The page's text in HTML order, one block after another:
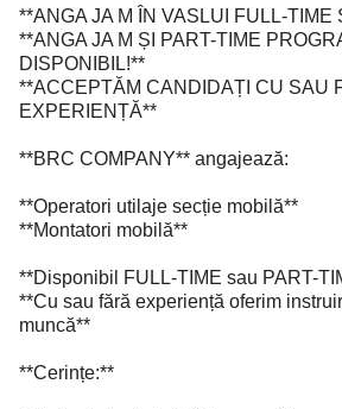
**ANGA JA M ÎN VASLUI FULL-TIME
**ANGA JA M ȘI PART-TIME
DISPONIBIL!**
**ACCEPTĂM CANDIDAȚI CU SAU
EXPERIENȚĂ**
**BRC COMPANY** angajează:
**Operatori utilaje secție mobilă**
**Montatori mobilă**
**Disponibil FULL-TIME sau PART-
**Cu sau fără experiență oferim
muncă**
**Cerințe:**